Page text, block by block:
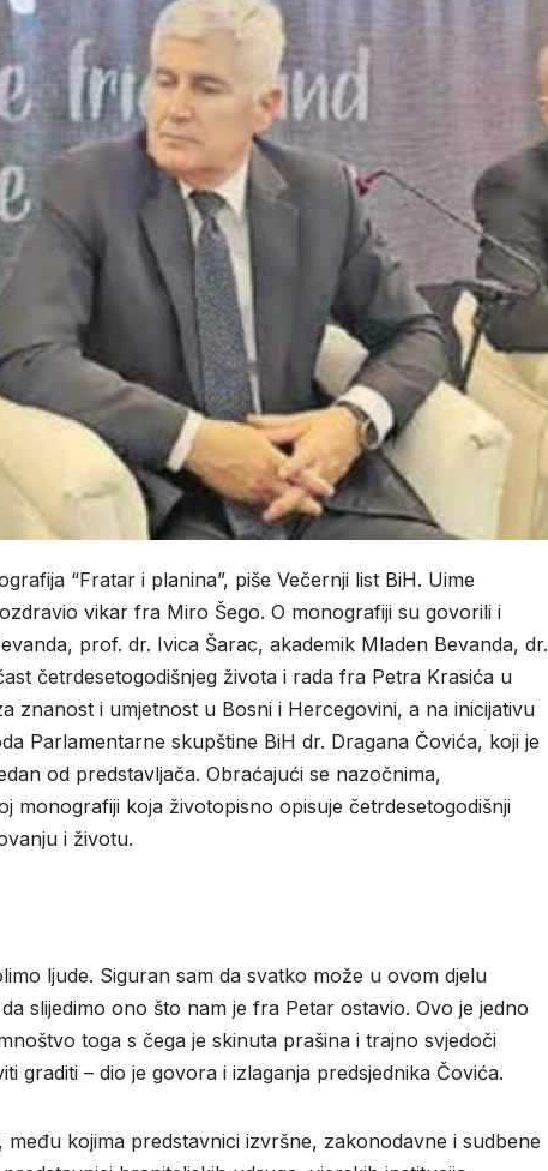
“Fratar i planina”, piše Večernji list BiH. Uime
vikar fra Miro Šego. O monografiji su govorili i
prof. dr. Ivica Šarac, akademik Mladen Bevanda, dr.
četrdesetogodišnjeg života i rada fra Petra Krasića u
znanost i umjetnost u Bosni i Hercegovini, a na inicijativu
Parlamentarne skupštine BiH dr. Dragana Čovića, koji je
od predstavljača. Obraćajući se nazočnima,
monografiji koja životopisno opisuje četrdesetogodišnji
i životu.
ljude. Siguran sam da svatko može u ovom djelu
slijedimo ono što nam je fra Petar ostavio. Ovo je jedno
toga s čega je skinuta prašina i trajno svjedoči
graditi – dio je govora i izlaganja predsjednika Čovića.
kojima predstavnici izvršne, zakonodavne i sudbene